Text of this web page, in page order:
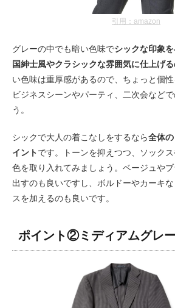
引用：amazon
グレーの中でも暗い色味でシックな印象
国紳士風やクラシックな雰囲気に仕上げ
い色味は重厚感があるので、ちょっと個
ビジネスシーンやパーティ、二次会など
う。
シックで大人の着こなしをするなら全体
イントです。トーンを抑えつつ、ソック
色を取り入れてみましょう。ベージュや
出すのも良いですし、ボルドーやカーキ
スを加えるのも良いです。
ポイント②ミディアムグレー